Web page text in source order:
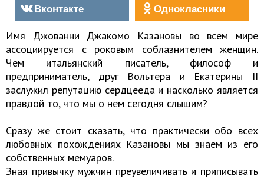
Вконтакте
Однокласники
Имя Джованни Джакомо Казановы во всем мире
ассоциируется с роковым соблазнителем женщин.
Чем итальянский писатель, философ и
предприниматель, друг Вольтера и Екатерины II
заслужил репутацию сердцееда и насколько является
правдой то, что мы о нем сегодня слышим?
Сразу же стоит сказать, что практически обо всех
любовных похождениях Казановы мы знаем из его
собственных мемуаров.
Зная привычку мужчин преувеличивать и приписывать